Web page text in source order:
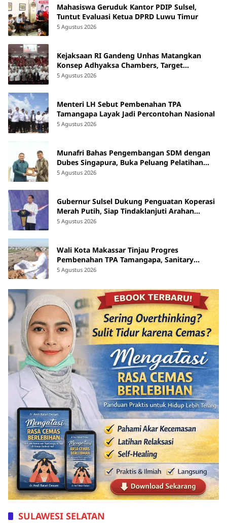
Mahasiswa Geruduk Kantor PDIP Sulsel,
Tuntut Evaluasi Ketua DPRD Luwu Timur
5 Agustus 2026
Kejaksaan RI Gandeng Unhas Matangkan
Konsep Adhyaksa Chambers, Target
Beroperasi 2027
5 Agustus 2026
Menteri LH Sebut Pembenahan TPA
Tamangapa Layak Jadi Percontohan Nasional
5 Agustus 2026
Munafri Bahas Pengembangan SDM dengan
Dubes Singapura, Buka Peluang Pelatihan
bagi ASN hingga Masyarakat
5 Agustus 2026
Gubernur Sulsel Dukung Penguatan Koperasi
Merah Putih, Siap Tindaklanjuti Arahan
Pemerintah Pusat
5 Agustus 2026
Wali Kota Makassar Tinjau Progres
Pembenahan TPA Tamangapa, Sanitary
Landfill Capai 93 Persen
5 Agustus 2026
SULAWESI SELATAN